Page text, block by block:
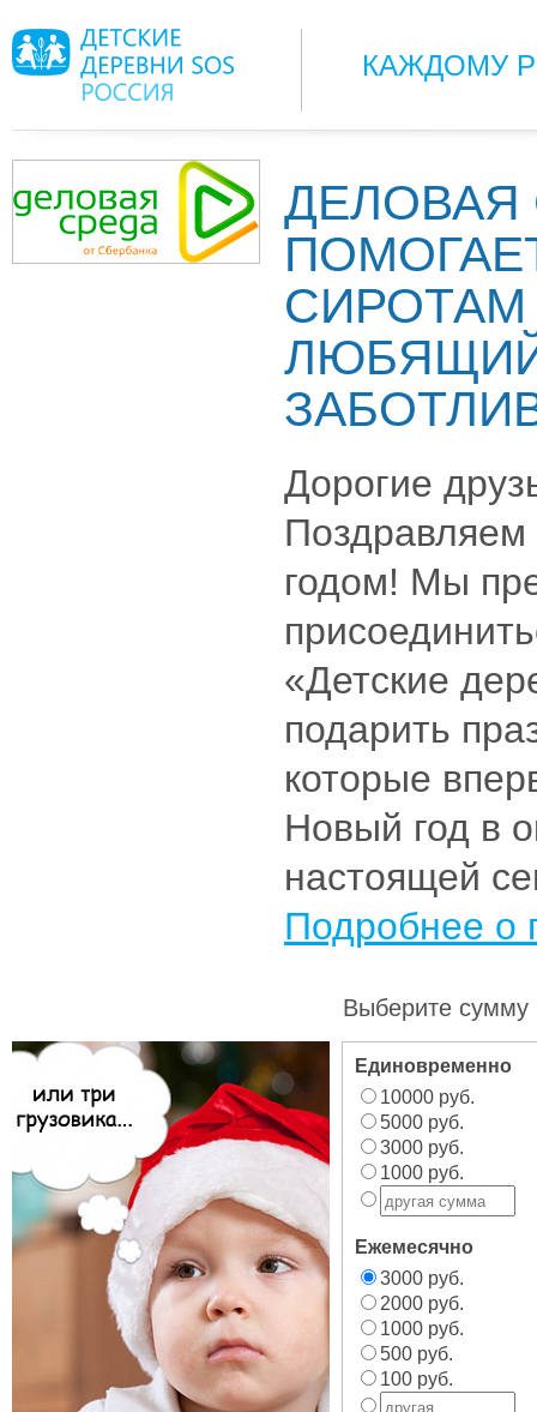
КАЖДОМУ
ДЕЛОВАЯ
СИРОТАМ
Дорогие
годом! Мы
«Детские
подарить
которые
Новый год в
настоящей
Подробнее о
Выберите сумму
Единовременно
10000 руб.
5000 руб.
3000 руб.
1000 руб.
Ежемесячно
3000 руб.
2000 руб.
1000 руб.
500 руб.
100 руб.